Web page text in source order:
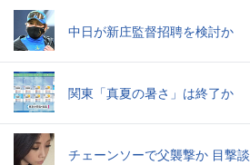
中日が新庄監督招聘を検討か
関東「真夏の暑さ」は終了か
チェーンソーで父襲撃か 目撃談